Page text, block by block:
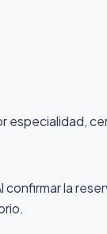
especialidad,
la